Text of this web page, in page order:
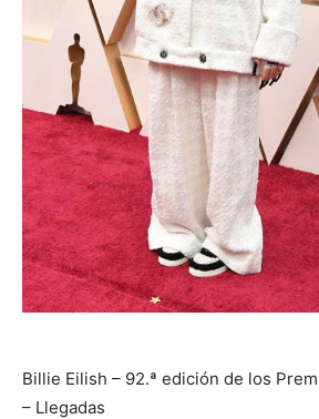
Billie Eilish – 92.ª edición de los
– Llegadas